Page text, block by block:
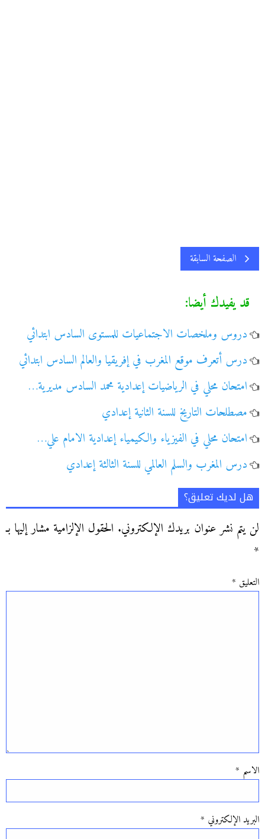
الصفحة السابقة
قد يفيدك أيضا:
دروس وملخصات الاجتماعيات للمستوى السادس ابتدائي
درس أتعرف موقع المغرب في إفريقيا والعالم السادس ابتدائي
امتحان محلي في الرياضيات إعدادية محمد السادس مديرية…
مصطلحات التاريخ للسنة الثانية إعدادي
امتحان محلي في الفيزياء والكيمياء إعدادية الامام علي…
درس المغرب والسلم العالمي للسنة الثالثة إعدادي
هل لديك تعليق؟
لن يتم نشر عنوان بريدك الإلكتروني. الحقول الإلزامية مشار إليها بـ
*
التعليق *
الاسم *
البريد الإلكتروني *